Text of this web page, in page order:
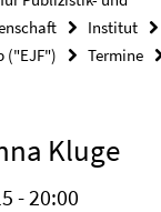
Institut
("EJF")
Termine
Kluge
- 20:00